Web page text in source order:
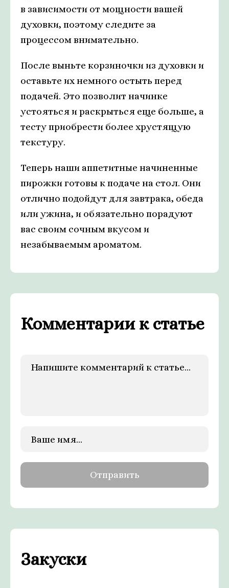
в зависимости от мощности вашей
духовки, поэтому следите за
процессом внимательно.
После выньте корзиночки из духовки и
оставьте их немного остыть перед
подачей. Это позволит начинке
устояться и раскрыться еще больше, а
тесту приобрести более хрустящую
текстуру.
Теперь наши аппетитные начиненные
пирожки готовы к подаче на стол. Они
отлично подойдут для завтрака, обеда
или ужина, и обязательно порадуют
вас своим сочным вкусом и
незабываемым ароматом.
Комментарии к статье
Закуски